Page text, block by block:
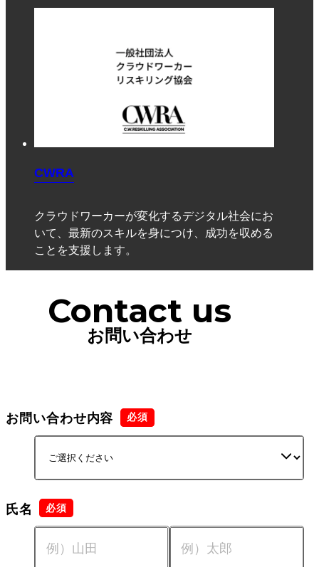
CWRA
クラウドワーカーが変化するデジタル社会にお
いて、最新のスキルを身につけ、成功を収める
ことを支援します。
Contact us
お問い合わせ
お問い合わせ内容
氏名